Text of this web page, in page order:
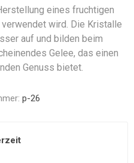
eines fruchtigen
wird. Die Kristalle
auf und bilden beim
Gelee, das einen
Genuss bietet.
p-26